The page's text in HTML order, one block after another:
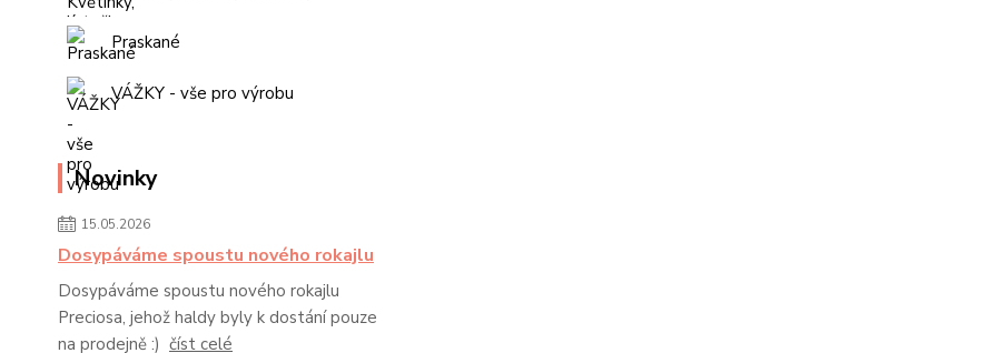
Praskané
VÁŽKY - vše pro výrobu
Novinky
15.05.2026
Dosypáváme spoustu nového rokajlu
Dosypáváme spoustu nového rokajlu
Preciosa, jehož haldy byly k dostání pouze
na prodejně :) číst celé